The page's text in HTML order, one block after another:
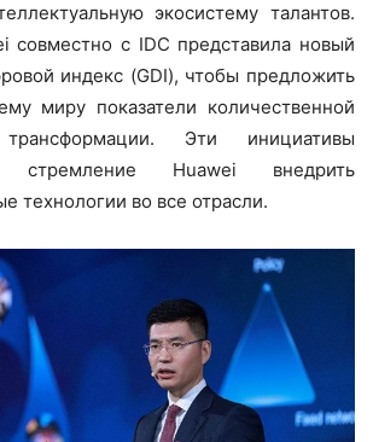
экосистему талантов.
совместно с IDC представила новый
индекс (GDI), чтобы предложить
миру показатели количественной
Эти инициативы
стремление Huawei внедрить
технологии во все отрасли.